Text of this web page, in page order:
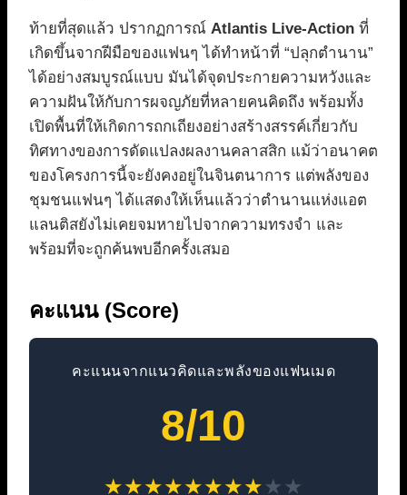
ท้ายที่สุดแล้ว ปรากฏการณ์ Atlantis Live-Action ที่
เกิดขึ้นจากฝีมือของแฟนๆ ได้ทำหน้าที่ “ปลุกตำนาน”
ได้อย่างสมบูรณ์แบบ มันได้จุดประกายความหวังและ
ความฝันให้กับการผจญภัยที่หลายคนคิดถึง พร้อมทั้ง
เปิดพื้นที่ให้เกิดการถกเถียงอย่างสร้างสรรค์เกี่ยวกับ
ทิศทางของการดัดแปลงผลงานคลาสสิก แม้ว่าอนาคต
ของโครงการนี้จะยังคงอยู่ในจินตนาการ แต่พลังของ
ชุมชนแฟนๆ ได้แสดงให้เห็นแล้วว่าตำนานแห่งแอต
แลนติสยังไม่เคยจมหายไปจากความทรงจำ และ
พร้อมที่จะถูกค้นพบอีกครั้งเสมอ
คะแนน (Score)
คะแนนจากแนวคิดและพลังของแฟนเมด
8/10
★★★★★★★★★★